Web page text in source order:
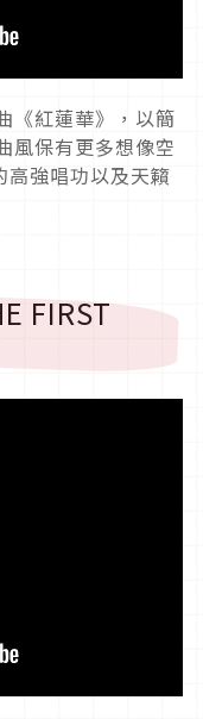
《紅蓮華》，以簡
風保有更多想像空
強唱功以及天籟
FIRST